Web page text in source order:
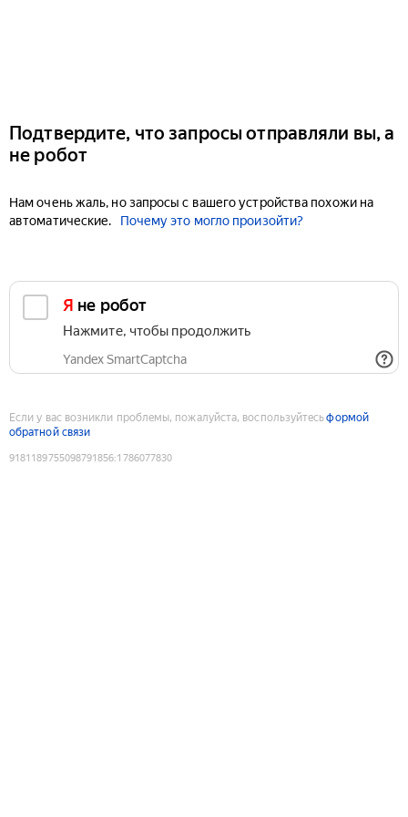
Подтвердите, что запросы отправляли вы, а
не робот
Нам очень жаль, но запросы с вашего устройства похожи на
автоматические.
Почему это могло произойти?
Я не робот
Нажмите, чтобы продолжить
Yandex SmartCaptcha
Если у вас возникли проблемы, пожалуйста, воспользуйтесьформой
обратной связи
9181189755098791856:1786077830